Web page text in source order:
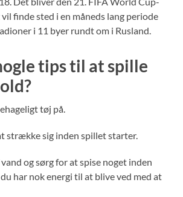
finde sted i en måneds lang periode
i 11 byer rundt om i Rusland.
tips til at spille
tøj på.
strække sig inden spillet starter.
og sørg for at spise noget inden
har nok energi til at blive ved med at